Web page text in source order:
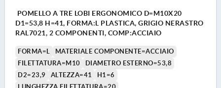
POMELLO A TRE LOBI ERGONOMICO D=M10X20
D1=53,8 H=41, FORMA:L PLASTICA, GRIGIO NERASTRO
RAL7021, 2 COMPONENTI, COMP:ACCIAIO
FORMA=L
MATERIALE COMPONENTE=ACCIAIO
FILETTATURA=M10
DIAMETRO ESTERNO=53,8
D2=23,9
ALTEZZA=41
H1=6